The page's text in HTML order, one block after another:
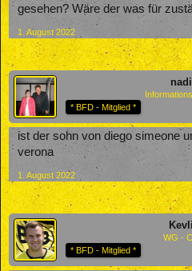
gesehen? Wäre der was für
1. August 2022
* BFD - Mitglied *
ist der sohn von diego simeone
verona
1. August 2022
WG -
* BFD - Mitglied *